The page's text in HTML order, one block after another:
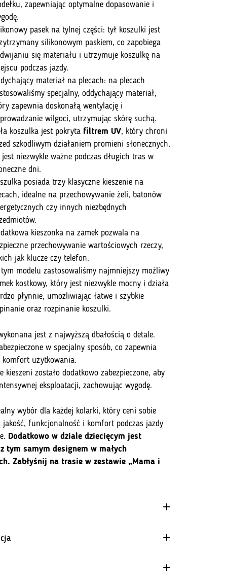
zapewniając optymalne dopasowanie i
pasek na tylnej części: tył koszulki jest
silikonowym paskiem, co zapobiega
się materiału i utrzymuje koszulkę na
podczas jazdy.
materiał na plecach: na plecach
specjalny, oddychający materiał,
zapewnia doskonałą wentylację i
wilgoci, utrzymując skórę suchą.
koszulka jest pokrytafiltrem UV, który chroni
szkodliwym działaniem promieni słonecznych,
jest niezwykle ważne podczas długich tras w
dni.
posiada trzy klasyczne kieszenie na
idealne na przechowywanie żeli, batonów
czy innych niezbędnych
kieszonka na zamek pozwala na
przechowywanie wartościowych rzeczy,
jak klucze czy telefon.
modelu zastosowaliśmy najmniejszy możliwy
kostkowy, który jest niezwykle mocny i działa
płynnie, umożliwiając łatwe i szybkie
oraz rozpinanie koszulki.
jest z najwyższą dbałością o detale.
w specjalny sposób, co zapewnia
komfort użytkowania.
kieszeni zostało dodatkowo zabezpieczone, aby
eksploatacji, zachowując wygodę.
wybór dla każdej kolarki, który ceni sobie
jakość, funkcjonalność i komfort podczas jazdy
Dodatkowo w dziale dziecięcym jest
tym samym designem w małych
Zabłyśnij na trasie w zestawie „Mama i